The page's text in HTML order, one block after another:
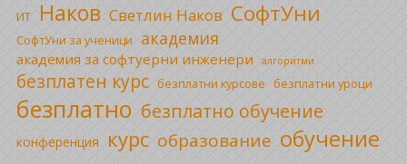
ИТ Наков Светлин Наков СофтУни
СофтУни за ученици академия
академия за софтуерни инженери алгоритми
безплатен курс безплатни курсове безплатни уроци
безплатно безплатно обучение
конференция курс образование обучение